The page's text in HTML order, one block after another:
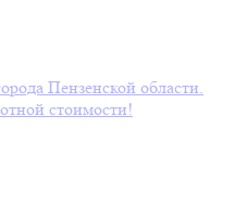
Пензенской области.
стоимости!